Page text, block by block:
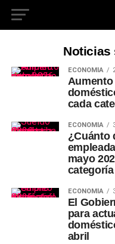
Noticias
ECONOMÍA
Aumento
cada
ECONOMÍA
¿Cuánto
mayo
categoría
ECONOMÍA
El
para
abril